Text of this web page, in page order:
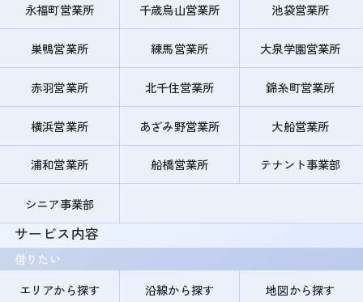
永福町営業所 千歳烏山営業所 池袋営業所
巣鴨営業所 練馬営業所 大泉学園営業所
赤羽営業所 北千住営業所 錦糸町営業所
横浜営業所 あざみ野営業所 大船営業所
浦和営業所 船橋営業所 テナント事業部
シニア事業部
サービス内容
借りたい
エリアから探す
沿線から探す 地図から探す